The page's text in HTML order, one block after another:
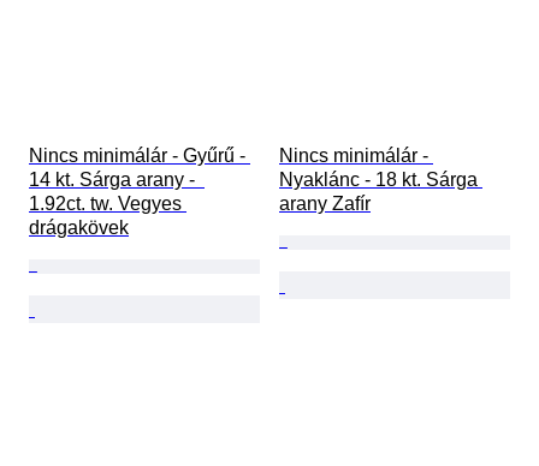
Nincs minimálár - Gyűrű -
14 kt. Sárga arany -
1.92ct. tw. Vegyes
drágakövek
Nincs minimálár -
Nyaklánc - 18 kt. Sárga
arany Zafír